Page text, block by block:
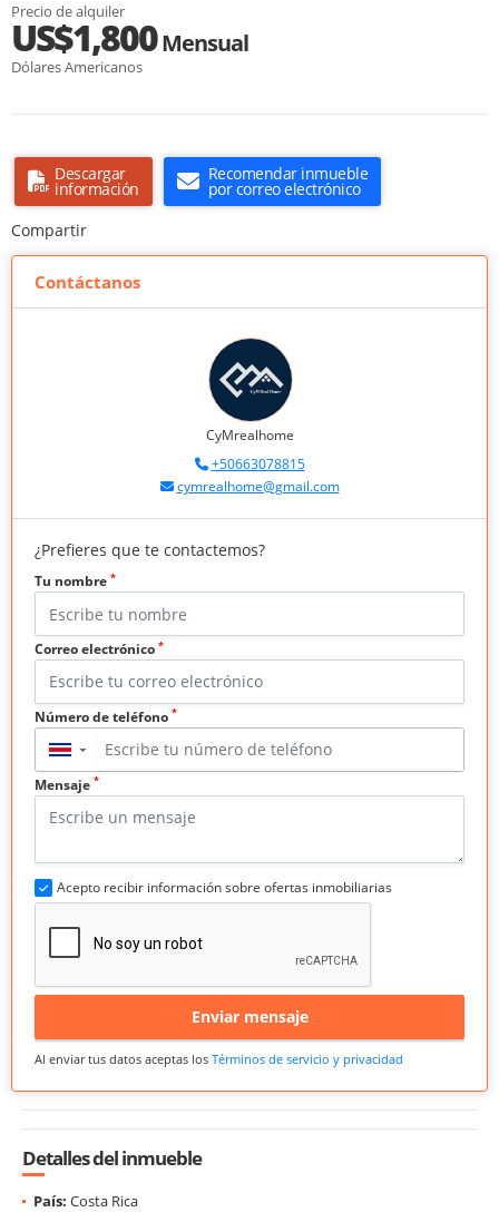
Precio de alquiler
US$1,800Mensual
Dólares Americanos
Descargar
información
Recomendar inmueble
por correo electrónico
Compartir
Contáctanos
CyMrealhome
+50663078815
cymrealhome@gmail.com
¿Prefieres que te contactemos?
Tu nombre *
Correo electrónico *
Número de teléfono *
▼
Mensaje *
Acepto recibir información sobre ofertas inmobiliarias
Enviar mensaje
Al enviar tus datos aceptas los Términos de servicio y privacidad
Detalles del inmueble
País: Costa Rica